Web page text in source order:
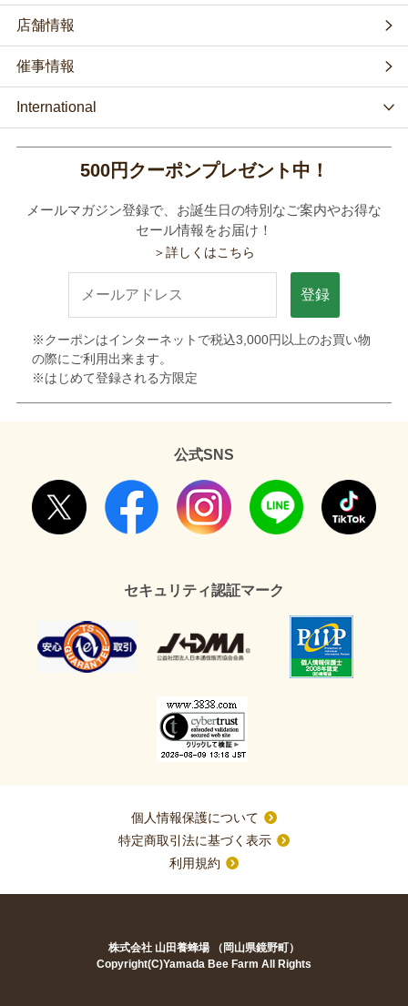
店舗情報
催事情報
International
500円クーポンプレゼント中！
メールマガジン登録で、お誕生日の特別なご案内やお得な
セール情報をお届け！
＞詳しくはこちら
登録
※クーポンはインターネットで税込3,000円以上のお買い物
の際にご利用出来ます。
※はじめて登録される方限定
公式SNS
セキュリティ認証マーク
個人情報保護について
特定商取引法に基づく表示
利用規約
株式会社 山田養蜂場 （岡山県鏡野町）
Copyright(C)Yamada Bee Farm All Rights